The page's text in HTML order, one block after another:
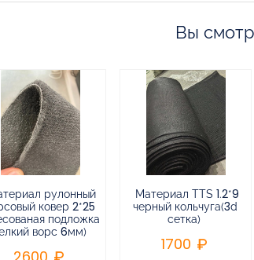
Вы
рулонный
ковер 2*25
подложка
ворс 6мм)
2600
Материал TTS 1.2*9
черный кольчуга(3d
сетка)
1700